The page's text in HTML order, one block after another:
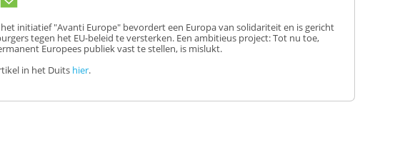
het initiatief "Avanti Europe" bevordert een Europavan solidariteiten is gericht
tegen het EU-beleid te versterken. Een ambitieus project:Tot nu toe,
Europees publiekvast te stellen, is mislukt.
in het Duits hier.